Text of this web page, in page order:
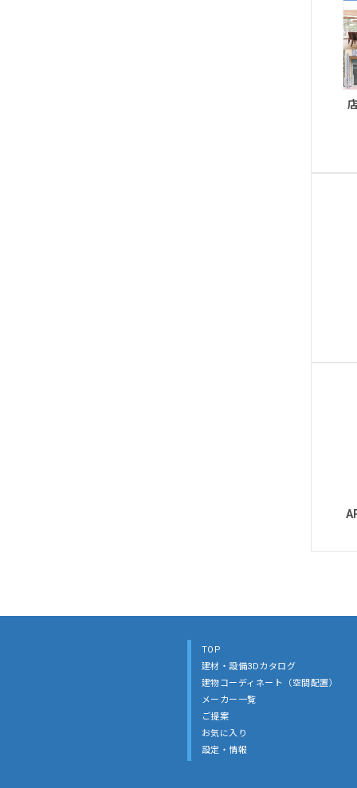
TOP
建材・設備3Dカタログ
建物コーディネート（空間配置）
メーカー一覧
ご提案
お気に入り
設定・情報